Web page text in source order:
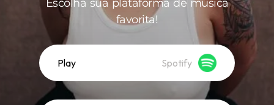
Escolha sua plataforma de música
favorita!
Play Spotify